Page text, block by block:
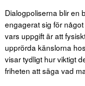
Dialogpoliserna blir en
engagerat sig för
vars uppgift är att
upprörda känslorna
visar tydligt hur viktigt
friheten att säga vad